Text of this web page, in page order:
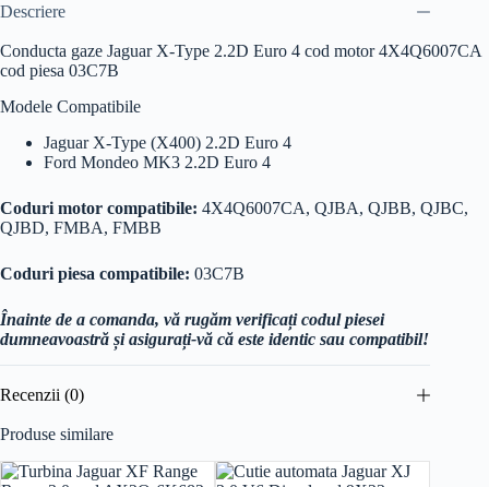
Descriere
Conducta gaze Jaguar X-Type 2.2D Euro 4 cod motor 4X4Q6007CA
cod piesa 03C7B
Modele Compatibile
Jaguar X-Type (X400) 2.2D Euro 4
Ford Mondeo MK3 2.2D Euro 4
Coduri motor compatibile: 4X4Q6007CA, QJBA, QJBB, QJBC,
QJBD, FMBA, FMBB
Coduri piesa compatibile: 03C7B
Înainte de a comanda, vă rugăm verificați codul piesei
dumneavoastră și asigurați-vă că este identic sau compatibil!
Recenzii (0)
Produse similare